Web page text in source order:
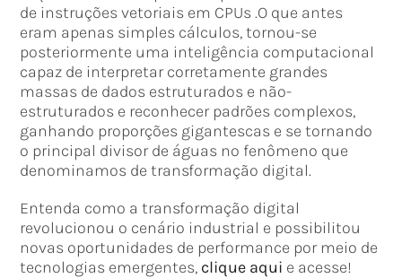
de instruções vetoriais em CPUs .O que antes
eram apenas simples cálculos, tornou-se
posteriormente uma inteligência computacional
capaz de interpretar corretamente grandes
massas de dados estruturados e não-
estruturados e reconhecer padrões complexos,
ganhando proporções gigantescas e se tornando
o principal divisor de águas no fenômeno que
denominamos de transformação digital.
Entenda como a transformação digital
revolucionou o cenário industrial e possibilitou
novas oportunidades de performance por meio de
tecnologias emergentes, clique aqui e acesse!